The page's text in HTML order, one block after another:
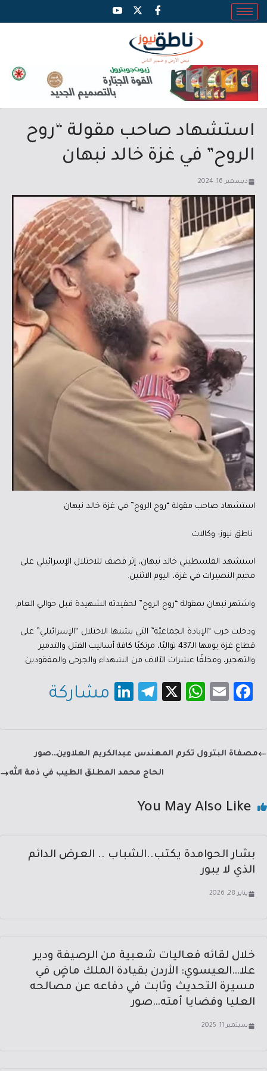
استشهاد صاحب مقولة “روح
الروح” في غزة خالد نبهان
ديسمبر 16, 2024
استشهاد صاحب مقولة “روح الروح” في غزة خالد نبهان
ناطق نيوز- وكالات
استشهد الفلسطيني خالد نبهان، إثر قصف للاحتلال الإسرائيلي على
مخيم النصيرات في غزة، اليوم الاثنين.
واشتهر نبهان بمقولة “روح الروح” لحفيدته الشهيدة قبل حوالي العام.
ودخلت حرب “الإبادة الجماعيّة” التي يشنها الاحتلال “الإسرائيلي” على
قطاع غزة يومها الـ437 تواليًا، مرتكبًا كافة أساليب القتل والتدمير
والتهجير، ومخلفًا عشرات الآلاف من الشهداء والجرحى والمفقودين.
Fa
b
E
W
sA
X
Te
a
m
Li
dI
n
مشاركة
مصفاة البترول تكرم المهندس عبدالكريم العلاوين…صور
الحاج محمد المطلق الطيب في ذمة الله
You May Also Like
بشار الحوامدة يكتب..الشباب .. العرض الدائم
الذي لا يبور
يناير 28, 2026
خلال لقائه فعاليات شعبية من الرصيفة ودير
علا…العيسوي: الأردن بقيادة الملك ماضٍ في
مسيرة التحديث وثابت في دفاعه عن مصالحه
العليا وقضايا أمته…صور
سبتمبر 11, 2025